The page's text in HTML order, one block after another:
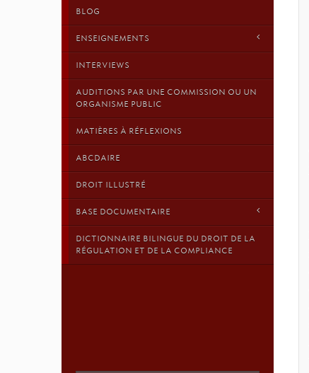
BLOG
ENSEIGNEMENTS
INTERVIEWS
AUDITIONS PAR UNE COMMISSION OU UN
ORGANISME PUBLIC
MATIÈRES À RÉFLEXIONS
ABCDAIRE
DROIT ILLUSTRÉ
BASE DOCUMENTAIRE
DICTIONNAIRE BILINGUE DU DROIT DE LA
RÉGULATION ET DE LA COMPLIANCE